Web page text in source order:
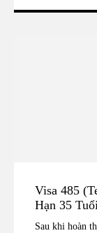
Visa 485
Hạn 35
Sau khi hoàn